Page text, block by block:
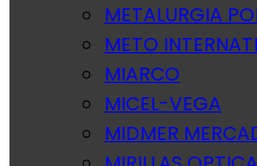
METALURGIA
METO
MIARCO
MICEL-VEGA
MIDMER